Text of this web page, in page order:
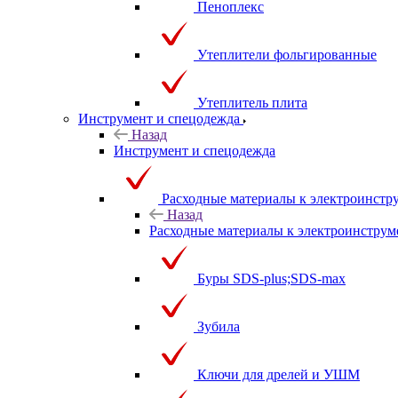
Пеноплекс
Утеплители фольгированные
Утеплитель плита
Инструмент и спецодежда
Назад
Инструмент и спецодежда
Расходные материалы к
Назад
Расходные материалы к
Буры SDS-plus;SDS-max
Зубила
Ключи для дрелей и УШМ